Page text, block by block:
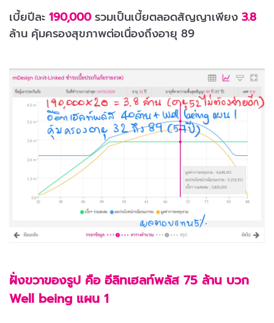
เบี้ยปีละ 190,000รวมเป็นเบี้ยตลอดสัญญาเพียง 3.8
ล้าน คุ้มครองสุขภาพต่อเนื่องถึงอายุ 89
ฝั่งขวาของรูป คือ อีลิทเฮลท์พลัส 75 ล้าน บวก
Well being แผน 1